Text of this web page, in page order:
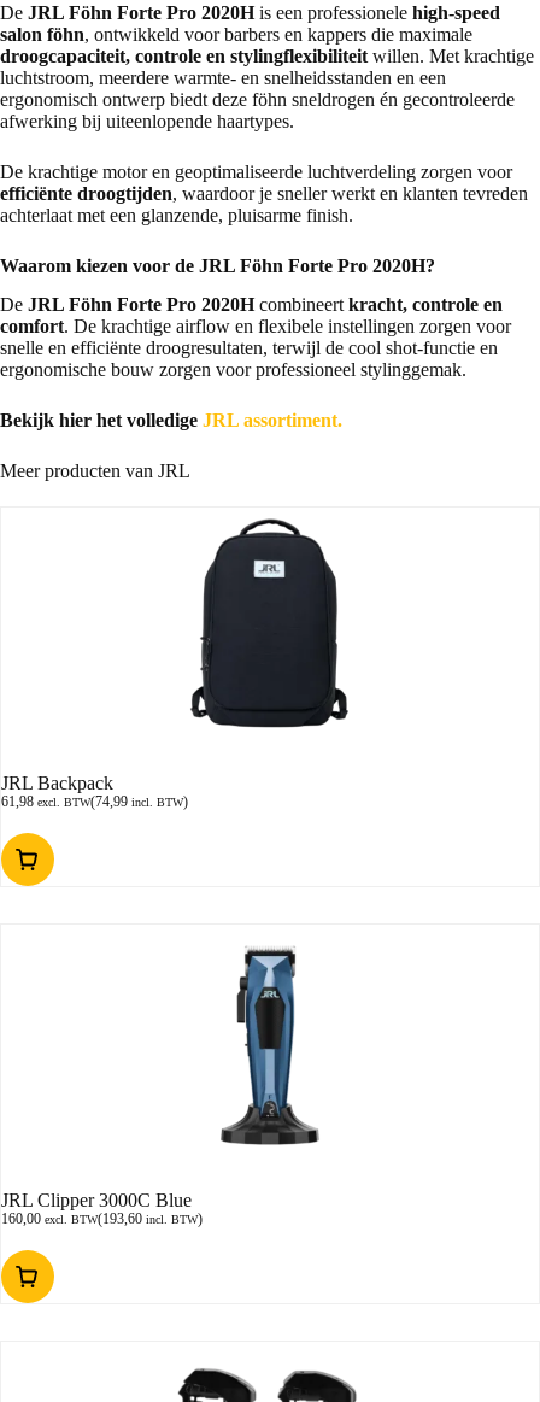
De JRL Föhn Forte Pro 2020His een professionele high-speed
salon föhn, ontwikkeld voor barbers en kappers die maximale
droogcapaciteit, controle en stylingflexibiliteit willen. Met krachtige
luchtstroom, meerdere warmte- en snelheidsstanden en een
ergonomisch ontwerp biedt deze föhn sneldrogen én gecontroleerde
afwerking bij uiteenlopende haartypes.
De krachtige motor en geoptimaliseerde luchtverdeling zorgen voor
efficiënte droogtijden, waardoor je sneller werkt en klanten tevreden
achterlaat met een glanzende, pluisarme finish.
Waarom kiezen voor de JRL Föhn Forte Pro 2020H?
De JRL Föhn Forte Pro 2020Hcombineertkracht, controle en
comfort. De krachtige airflow en flexibele instellingen zorgen voor
snelle en efficiënte droogresultaten, terwijl de cool shot-functie en
ergonomische bouw zorgen voor professioneel stylinggemak.
Bekijk hier het volledige JRL assortiment.
Meer producten van JRL
JRL Backpack
61,98 excl. BTW(74,99 incl. BTW)
JRL Clipper 3000C Blue
160,00 excl. BTW(193,60 incl. BTW)